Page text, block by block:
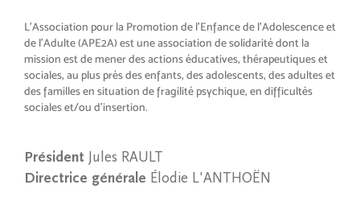
L’Association pour la Promotion de l'Enfance de l'Adolescence et
de l'Adulte (APE2A) est une association de solidarité dont la
mission est de mener des actions éducatives, thérapeutiques et
sociales, au plus près des enfants, des adolescents, des adultes et
des familles en situation de fragilité psychique, en difficultés
sociales et/ou d’insertion.
Président Jules RAULT
Directrice générale Élodie L'ANTHOËN